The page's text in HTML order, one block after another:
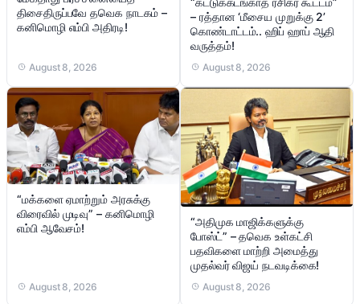
திசைதிருப்பவே தவெக நாடகம் –
கனிமொழி எம்பி அதிரடி!
August 8, 2026
– ரத்தான ‘மீசைய முறுக்கு 2’
கொண்டாட்டம்.. ஹிப் ஹாப் ஆதி
வருத்தம்!
August 8, 2026
“மக்களை ஏமாற்றும் அரசுக்கு
விரைவில் முடிவு” – கனிமொழி
எம்பி ஆவேசம்!
August 8, 2026
“அதிமுக மாஜிக்களுக்கு
போஸ்ட்” – தவெக உள்கட்சி
பதவிகளை மாற்றி அமைத்து
முதல்வர் விஜய் நடவடிக்கை!
August 8, 2026